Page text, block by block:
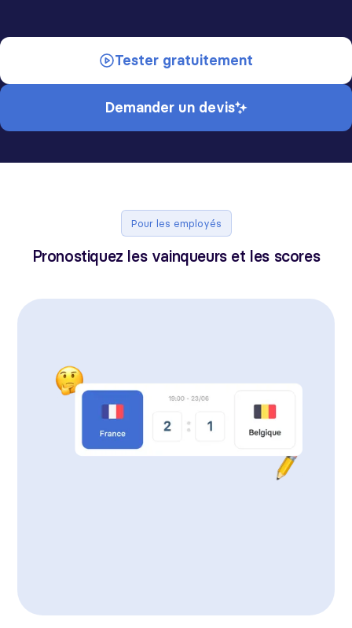
Tester gratuitement
Demander un devis
Pour les employés
Pronostiquez les vainqueurs et les scores